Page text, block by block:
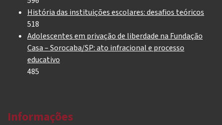
História das instituições escolares: desafios teóricos
518
Adolescentes em privação de liberdade na Fundação
Casa – Sorocaba/SP: ato infracional e processo
educativo
485
Informações